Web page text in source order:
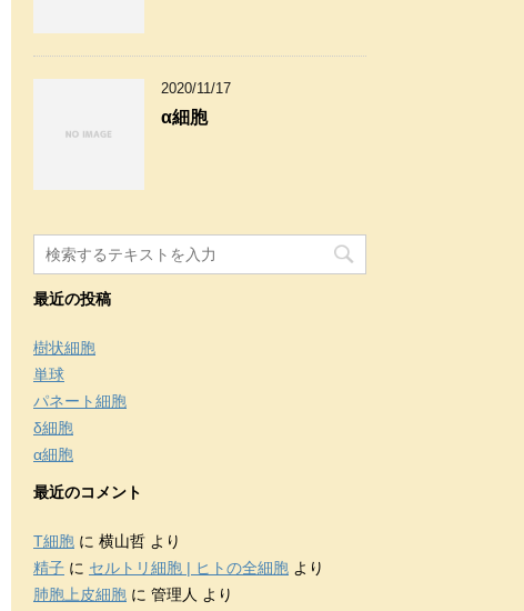
2020/11/17
α細胞
最近の投稿
樹状細胞
単球
パネート細胞
δ細胞
α細胞
最近のコメント
T細胞 に 横山哲 より
精子 に セルトリ細胞 | ヒトの全細胞 より
肺胞上皮細胞 に 管理人 より